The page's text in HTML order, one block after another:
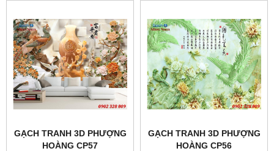
GẠCH TRANH 3D PHƯỢNG
HOÀNG CP57
GẠCH TRANH 3D PHƯỢNG
HOÀNG CP56